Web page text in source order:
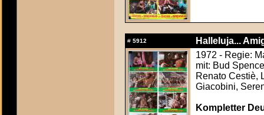
# 5912
Halleluja...
1972 - Regie:
mit: Bud
Renato Cestiè,
Giacobini,
Kompletter